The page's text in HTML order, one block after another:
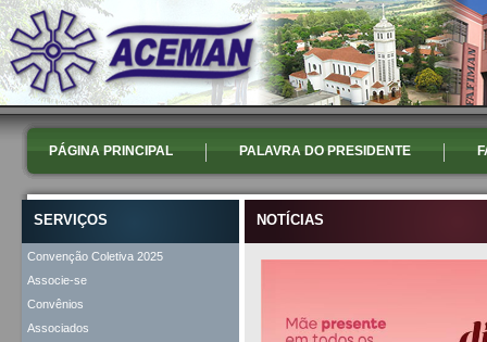
PÁGINA PRINCIPAL PALAVRA DO PRESIDENTE
SERVIÇOS
Convenção Coletiva 2025
Associe-se
Convênios
Associados
NOTÍCIAS